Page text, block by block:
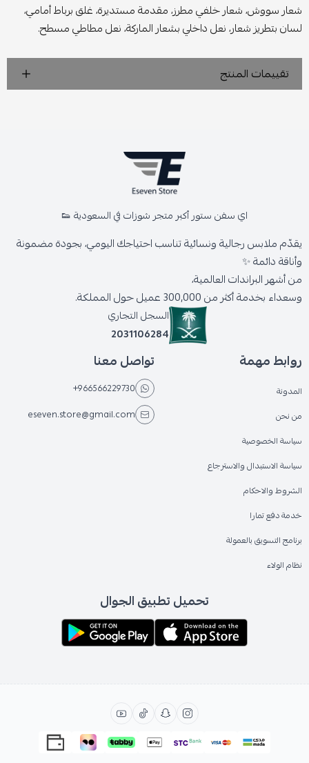
شعار سووش، شعار خلفي مطرز، مقدمة مستديرة، غلق برباط أمامي،
لسان بتطريز شعار، نعل داخلي بشعار الماركة، نعل مطاطي مسطح.
تقييمات المنتج
اي سفن ستور أكبر متجر شوزات في السعودية 👟
يقدّم ملابس رجالية ونسائية تناسب احتياجك اليومي، بجودة مضمونة
وأناقة دائمة ✨
من أشهر البراندات العالمية،
وسعداء بخدمة أكثر من 300,000 عميل حول المملكة.
السجل التجاري
2031106284
روابط مهمة
المدونة
من نحن
سياسة الخصوصية
سياسة الاستبدال والاسترجاع
الشروط والاحكام
خدمة دفع تمارا
برنامج التسويق بالعمولة
نظام الولاء
تواصل معنا
+966566229730
eseven.store@gmail.com
تحميل تطبيق الجوال